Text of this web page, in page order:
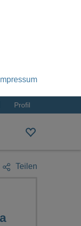
Impressum
Profil
Teilen